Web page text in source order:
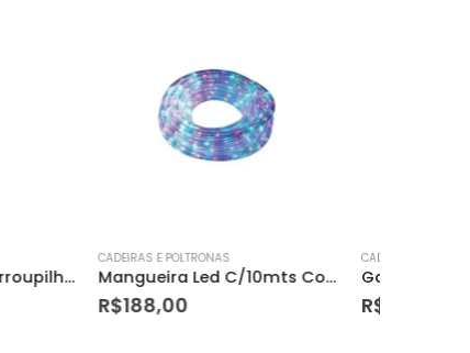
Mangueira Led C/10mts Colorida 30w
CADEIRAS E POLTRONAS
Garrafa de água 750 Ml
R$17,38